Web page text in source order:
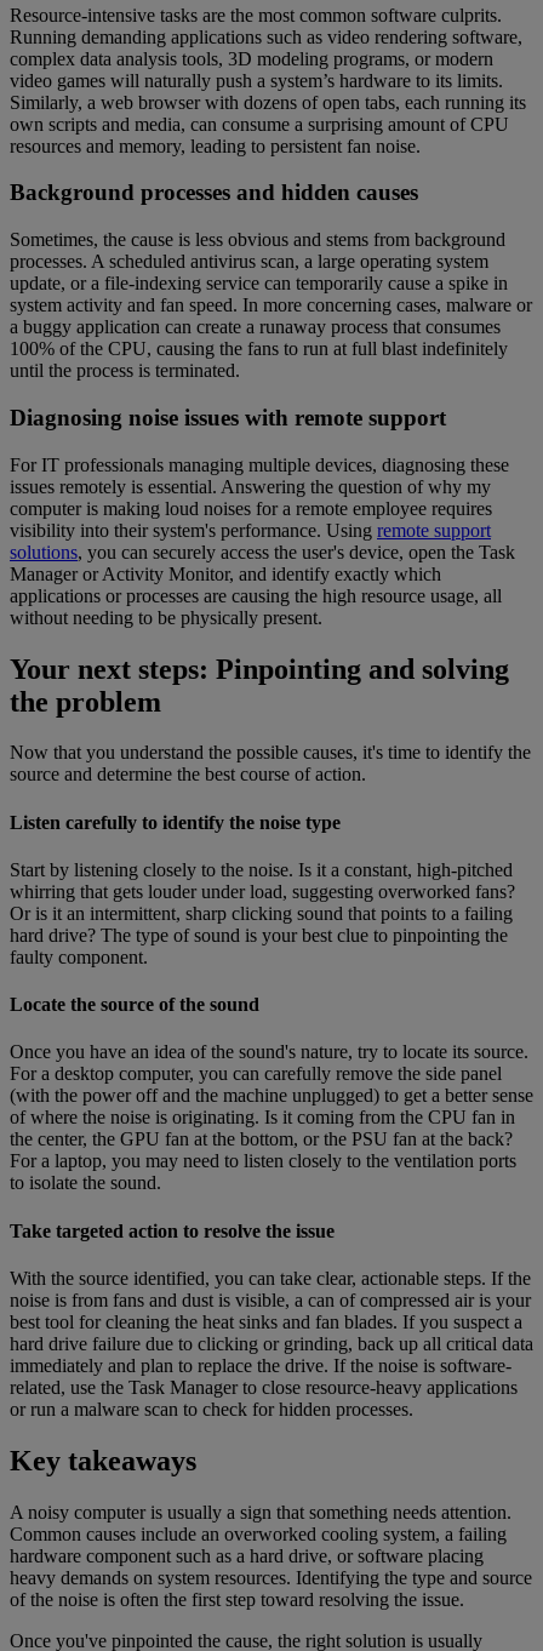
Resource-intensive tasks are the most common software culprits.
Running demanding applications such as video rendering software,
complex data analysis tools, 3D modeling programs, or modern
video games will naturally push a system’s hardware to its limits.
Similarly, a web browser with dozens of open tabs, each running its
own scripts and media, can consume a surprising amount of CPU
resources and memory, leading to persistent fan noise.
Background processes and hidden causes
Sometimes, the cause is less obvious and stems from background
processes. A scheduled antivirus scan, a large operating system
update, or a file-indexing service can temporarily cause a spike in
system activity and fan speed. In more concerning cases, malware or
a buggy application can create a runaway process that consumes
100% of the CPU, causing the fans to run at full blast indefinitely
until the process is terminated.
Diagnosing noise issues with remote support
For IT professionals managing multiple devices, diagnosing these
issues remotely is essential. Answering the question of why my
computer is making loud noises for a remote employee requires
visibility into their system's performance. Using remote support
solutions, you can securely access the user's device, open the Task
Manager or Activity Monitor, and identify exactly which
applications or processes are causing the high resource usage, all
without needing to be physically present.
Your next steps: Pinpointing and solving
the problem
Now that you understand the possible causes, it's time to identify the
source and determine the best course of action.
Listen carefully to identify the noise type
Start by listening closely to the noise. Is it a constant, high-pitched
whirring that gets louder under load, suggesting overworked fans?
Or is it an intermittent, sharp clicking sound that points to a failing
hard drive? The type of sound is your best clue to pinpointing the
faulty component.
Locate the source of the sound
Once you have an idea of the sound's nature, try to locate its source.
For a desktop computer, you can carefully remove the side panel
(with the power off and the machine unplugged) to get a better sense
of where the noise is originating. Is it coming from the CPU fan in
the center, the GPU fan at the bottom, or the PSU fan at the back?
For a laptop, you may need to listen closely to the ventilation ports
to isolate the sound.
Take targeted action to resolve the issue
With the source identified, you can take clear, actionable steps. If the
noise is from fans and dust is visible, a can of compressed air is your
best tool for cleaning the heat sinks and fan blades. If you suspect a
hard drive failure due to clicking or grinding, back up all critical data
immediately and plan to replace the drive. If the noise is software-
related, use the Task Manager to close resource-heavy applications
or run a malware scan to check for hidden processes.
Key takeaways
A noisy computer is usually a sign that something needs attention.
Common causes include an overworked cooling system, a failing
hardware component such as a hard drive, or software placing
heavy demands on system resources. Identifying the type and source
of the noise is often the first step toward resolving the issue.
Once you've pinpointed the cause, the right solution is usually